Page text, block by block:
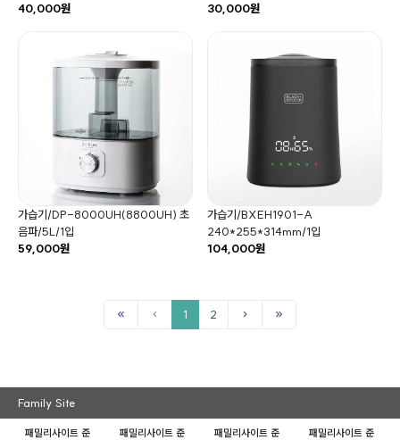
40,000원
30,000원
가습기/DP-8000UH(8800UH) 초
음파/5L/1입
59,000원
가습기/BXEH1901-A
240*255*314mm/1입
104,000원
1 2
Family Site
패밀리사이트 준
패밀리사이트 준
패밀리사이트 준
패밀리사이트 준